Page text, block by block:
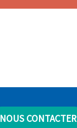
NOUS CONTACTER